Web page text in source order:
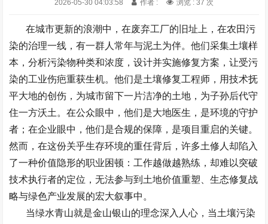
2026-05-30 04:03:58 作者 : 浏览 : 37 次
在城市更新的浪潮中，在废弃工厂的旧址上，在农田污
染的治理一线，有一群人常年与泥土为伴。他们采集土壤样
本，分析污染物种类和浓度，设计并实施修复方案，让受污
染的工业伤疤重获生机。他们是土壤修复工程师，用技术抚
平大地的创伤，为城市留下一片洁净的土地，为子孙后代守
住一方沃土。在公众眼中，他们是大地医生，是环境的守护
者；在企业眼中，他们是合规的保障，是项目重启的关键。
然而，在这份关乎生存环境的重任背后，许多土修人却陷入
了一种价值隐形的职业困顿：工作越做越熟练，却难以突破
技术执行者的定位，无法参与到土地价值重塑、生态修复战
略与绿色产业发展的宏大叙事中。
当绿水青山就是金山银山的理念深入人心，当土壤污染